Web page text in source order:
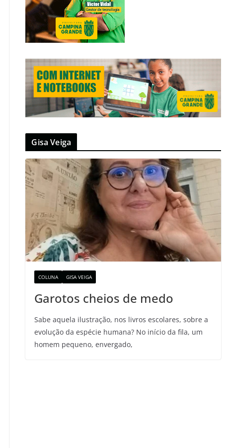
Gisa Veiga
COLUNA GISA VEIGA
Garotos cheios de medo
Sabe aquela ilustração, nos livros escolares, sobre a
evolução da espécie humana? No início da fila, um
homem pequeno, envergado,